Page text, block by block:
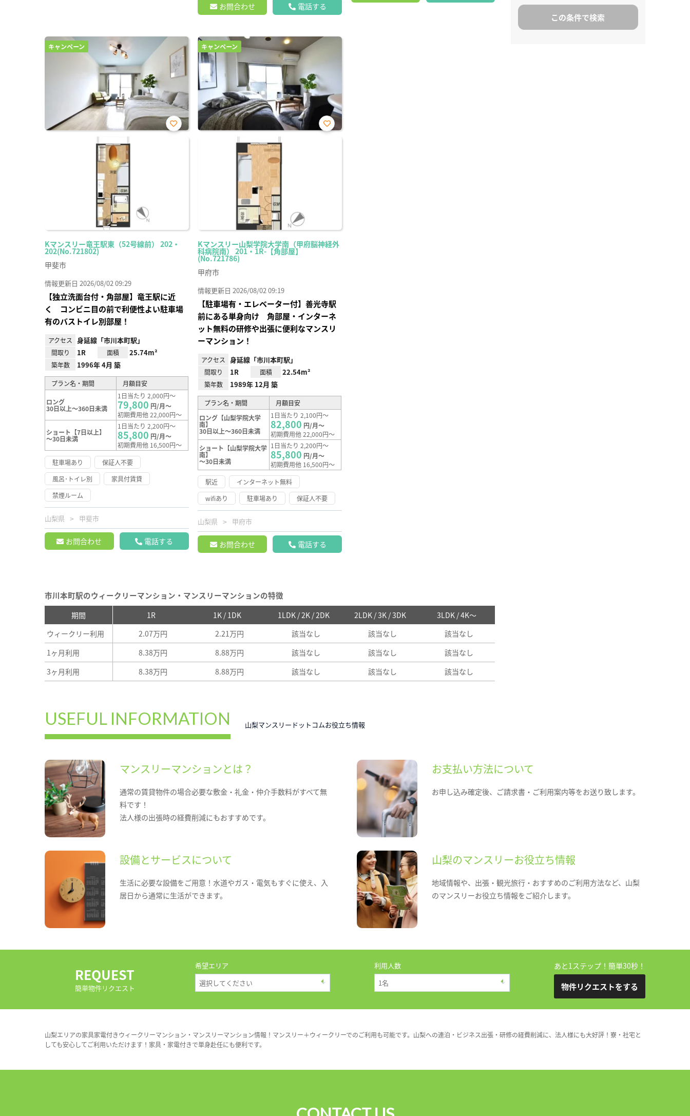
お問合わせ 電話する
キャンペーン
Kマンスリー竜王駅東（52号線前） 202・
202(No.721802)
お気
甲斐市
情報更新日 2026/08/02 09:29
【独立洗面台付・角部屋】竜王駅に近
く コンビニ目の前で利便性よい駐車場
有のバストイレ別部屋！
アクセス 身延線「市川本町駅」
間取り 1R 面積 25.74m²
築年数 1996年 4月 築
プラン名・期間 月額目安
ロング
30日以上～360日未満
1日当たり 2,000円～
79,800 円/月～
初期費用他 22,000円～
ショート【7日以上】
～30日未満
1日当たり 2,200円～
85,800 円/月～
初期費用他 16,500円～
駐車場あり
保証人不要
風呂･トイレ別
家具付賃貸
禁煙ルーム
山梨県 甲斐市
お問合わせ 電話する
キャンペーン
Kマンスリー山梨学院大学南（甲府脳神経外
科病院南） 201・1R-【角部屋】
(No.721786)
お気
甲府市
情報更新日 2026/08/02 09:19
【駐車場有・エレベーター付】善光寺駅
前にある単身向け 角部屋・インターネ
ット無料の研修や出張に便利なマンスリ
ーマンション！
アクセス 身延線「市川本町駅」
間取り 1R 面積 22.54m²
築年数 1989年 12月 築
プラン名・期間
月額目安
ロング【山梨学院大学
南】
30日以上～360日未満
1日当たり 2,100円～
82,800 円/月～
初期費用他 22,000円～
ショート【山梨学院大学
南】
～30日未満
1日当たり 2,200円～
85,800 円/月～
初期費用他 16,500円～
駅近
インターネット無料
wifiあり
駐車場あり 保証人不要
山梨県 甲府市
お問合わせ 電話する
市川本町駅のウィークリーマンション・マンスリーマンションの特徴
期間 1R 1K / 1DK 1LDK / 2K / 2DK 2LDK / 3K / 3DK
3LDK / 4K～
ウィークリー利用
2.07万円 2.21万円 該当なし 該当なし
該当なし
1ヶ月利用
8.38万円 8.88万円 該当なし 該当なし
該当なし
3ヶ月利用
8.38万円 8.88万円 該当なし 該当なし 該当なし
USEFUL INFORMATION 山梨マンスリードットコムお役立ち情報
マンスリーマンションとは？
通常の賃貸物件の場合必要な敷金・礼金・仲介手数料がすべて無
料です！
法人様の出張時の経費削減にもおすすめです。
お支払い方法について
お申し込み確定後、ご請求書・ご利用案内等をお送り致します。
設備とサービスについて
生活に必要な設備をご用意！水道やガス・電気もすぐに使え、入
居日から通常に生活ができます。
山梨のマンスリーお役立ち情報
地域情報や、出張・観光旅行・おすすめのご利用方法など、山梨
のマンスリーお役立ち情報をご紹介します。
REQUEST
簡単物件リクエスト
希望エリア 利用人数 あと1ステップ！簡単30秒！
物件リクエストをする
山梨エリアの家具家電付きウィークリーマンション・マンスリーマンション情報！マンスリー＋ウィークリーでのご利用も可能です。山梨への連泊・ビジネス出張・研修の経費削減に、法人様にも大好評！寮・社宅と
しても安心してご利用いただけます！家具・家電付きで単身赴任にも便利です。